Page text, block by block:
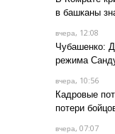
в башканы
вчера, 12:08
Чубашенко:
режима
вчера, 10:56
Кадровые
потери
вчера, 07:07